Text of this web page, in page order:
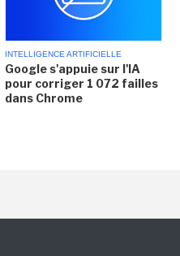
INTELLIGENCE ARTIFICIELLE
Google s'appuie sur l'IA
pour corriger 1 072 failles
dans Chrome